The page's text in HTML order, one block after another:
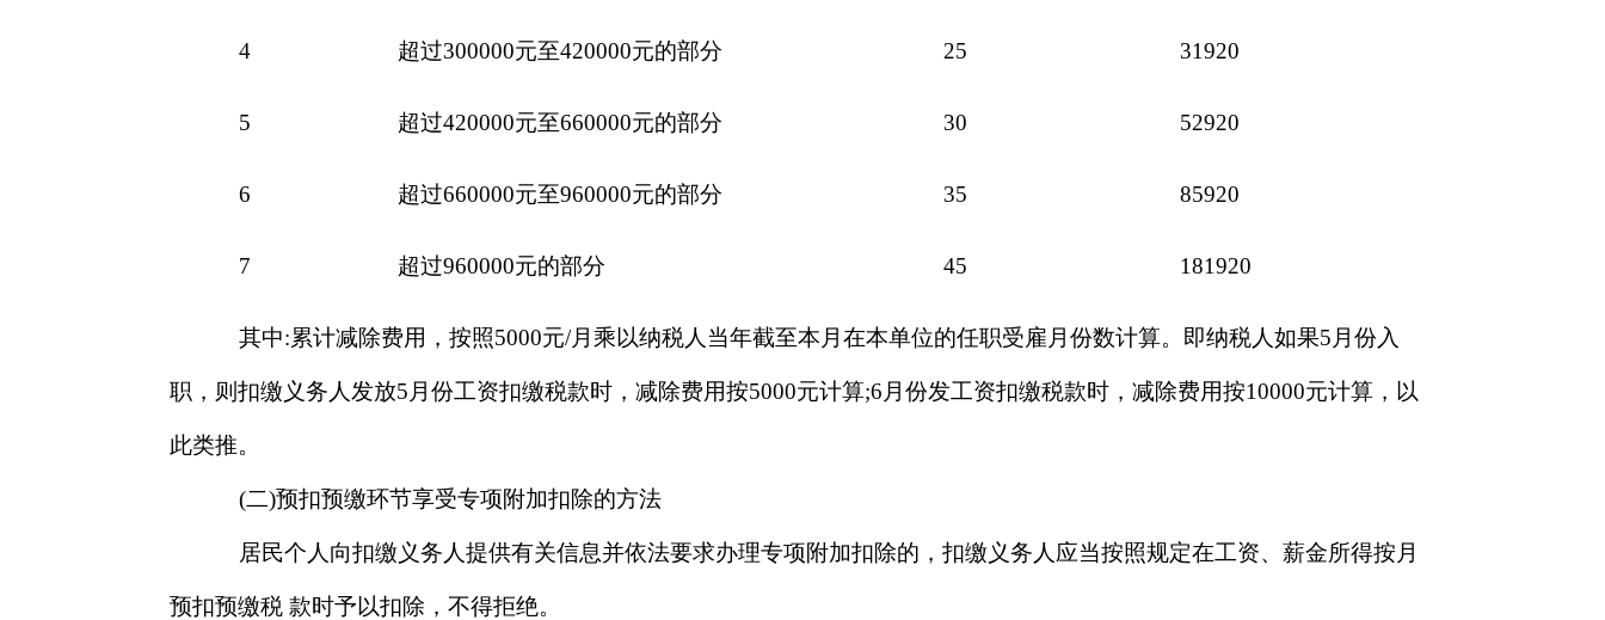
4 超过300000元至420000元的部分 25 31920
5 超过420000元至660000元的部分 30 52920
6 超过660000元至960000元的部分 35 85920
7 超过960000元的部分 45 181920
其中:累计减除费用，按照5000元/月乘以纳税人当年截至本月在本单位的任职受雇月份数计算。即纳税人如果5月份入
职，则扣缴义务人发放5月份工资扣缴税款时，减除费用按5000元计算;6月份发工资扣缴税款时，减除费用按10000元计算，以
此类推。
(二)预扣预缴环节享受专项附加扣除的方法
居民个人向扣缴义务人提供有关信息并依法要求办理专项附加扣除的，扣缴义务人应当按照规定在工资、薪金所得按月
预扣预缴税 款时予以扣除，不得拒绝。